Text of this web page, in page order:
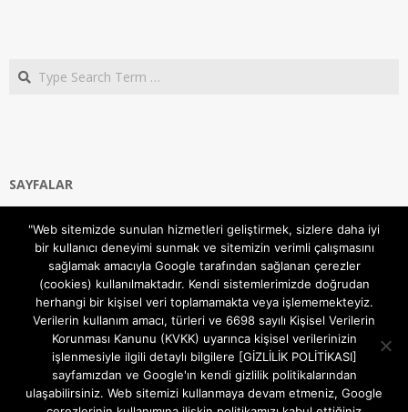
Search
SAYFALAR
Gizlilik ve Çerezler (Cookies) Politikası
Hakkımızda
İletişim Kanalları
MODEM KURULUM
TEKNİK DESTEK
TELEVİZYON SİSTEMLERİ
"Web sitemizde sunulan hizmetleri geliştirmek, sizlere daha iyi
bir kullanıcı deneyimi sunmak ve sitemizin verimli çalışmasını
sağlamak amacıyla Google tarafından sağlanan çerezler
(cookies) kullanılmaktadır. Kendi sistemlerimizde doğrudan
herhangi bir kişisel veri toplamamakta veya işlememekteyiz.
Verilerin kullanım amacı, türleri ve 6698 sayılı Kişisel Verilerin
Korunması Kanunu (KVKK) uyarınca kişisel verilerinizin
işlenmesiyle ilgili detaylı bilgilere [GİZLİLİK POLİTİKASI]
sayfamızdan ve Google'ın kendi gizlilik politikalarından
ulaşabilirsiniz. Web sitemizi kullanmaya devam etmeniz, Google